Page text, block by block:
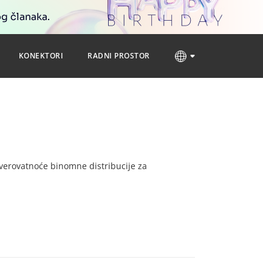
članaka.
KONEKTORI RADNI PROSTOR
binomne distribucije za